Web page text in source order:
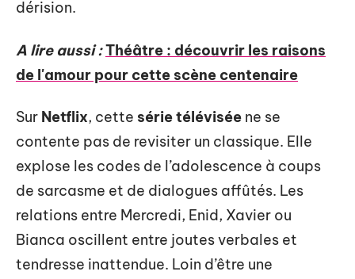
dérision.
A lire aussi :Théâtre : découvrir les raisons
de l'amour pour cette scène centenaire
Sur Netflix, cette série télévisée ne se
contente pas de revisiter un classique. Elle
explose les codes de l’adolescence à coups
de sarcasme et de dialogues affûtés. Les
relations entre Mercredi, Enid, Xavier ou
Bianca oscillent entre joutes verbales et
tendresse inattendue. Loin d’être une